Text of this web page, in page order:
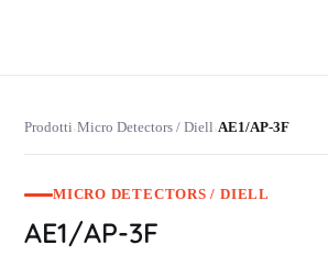
Prodotti›Micro Detectors / Diell›AE1/AP-3F
MICRO DETECTORS / DIELL
AE1/AP-3F